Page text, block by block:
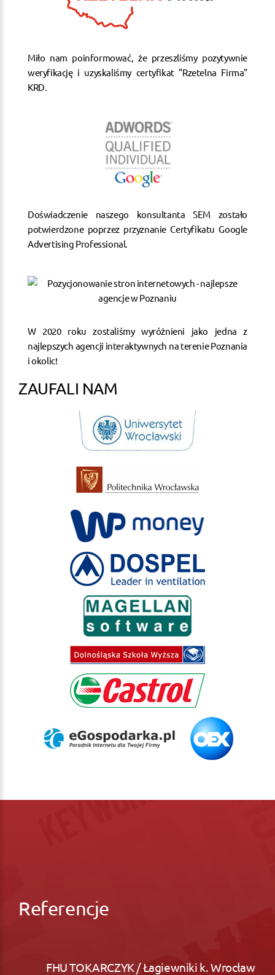
Miło nam poinformować, że przeszliśmy pozytywnie
weryfikację i uzyskaliśmy certyfikat "Rzetelna Firma"
KRD.
Doświadczenie naszego konsultanta SEM zostało
potwierdzone poprzez przyznanie Certyfikatu Google
Advertising Professional.
W 2020 roku zostaliśmy wyróżnieni jako jedna z
najlepszych agencji interaktywnych na terenie Poznania
i okolic!
ZAUFALI NAM
Referencje
FHU TOKARCZYK / Łagiewniki k. Wrocław